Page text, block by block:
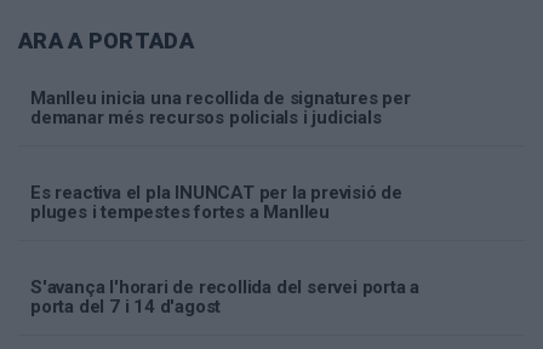
ARA A PORTADA
Manlleu inicia una recollida de signatures per
demanar més recursos policials i judicials
Es reactiva el pla INUNCAT per la previsió de
pluges i tempestes fortes a Manlleu
S'avança l'horari de recollida del servei porta a
porta del 7 i 14 d'agost